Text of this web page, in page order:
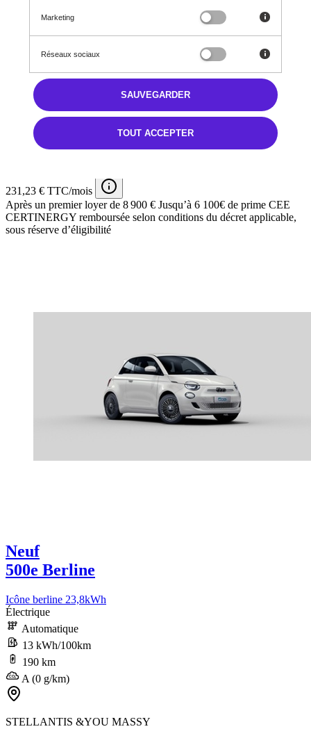
33 000 €
Prix en baisse de
5 000 €
28 000 €
231,23 € TTC/mois
Après un premier loyer de 8 900 € Jusqu’à 6 100€ de prime CEE
CERTINERGY remboursée selon conditions du décret applicable,
sous réserve d’éligibilité
Neuf
500e Berline
Icône berline 23,8kWh
Électrique
Automatique
13 kWh/100km
190 km
A (0 g/km)
STELLANTIS &YOU MASSY
Marketing
Réseaux sociaux
TOUT ACCEPTER
SAUVEGARDER